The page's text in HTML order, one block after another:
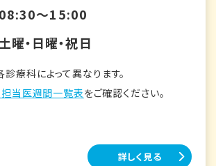
08:30～15:00
土曜・日曜・祝日
療科によって異なります。
当医週間一覧表をご確認ください。
詳しく見る